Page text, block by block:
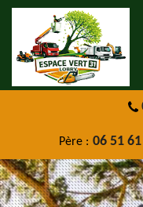
Père : 06 51